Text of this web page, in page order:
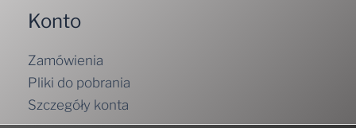
Konto
Zamówienia
Pliki do pobrania
Szczegóły konta